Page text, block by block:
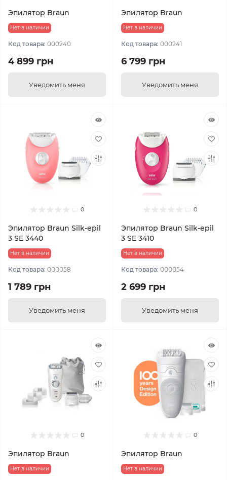
Эпилятор Braun
Нет в наличии
Код товара: 000240
4 899 грн
Уведомить меня
Эпилятор Braun
Нет в наличии
Код товара: 000241
6 799 грн
Уведомить меня
0
Эпилятор Braun Silk-epil
3 SE 3440
Нет в наличии
Код товара: 000058
1 789 грн
Уведомить меня
0
Эпилятор Braun Silk-epil
3 SE 3410
Нет в наличии
Код товара: 000054
2 699 грн
Уведомить меня
0
Эпилятор Braun
Нет в наличии
0
Эпилятор Braun
Нет в наличии